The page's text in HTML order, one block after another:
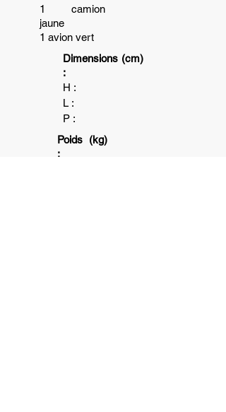
1 camion
jaune
1 avion vert
Dimensions (cm)
:
H :
L :
P :
Poids (kg)
: